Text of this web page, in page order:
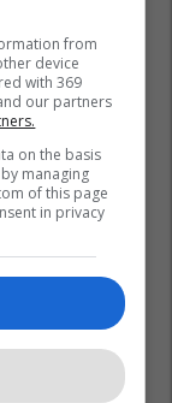
from
device
with 369
our partners
on the basis
managing
of this page
in privacy